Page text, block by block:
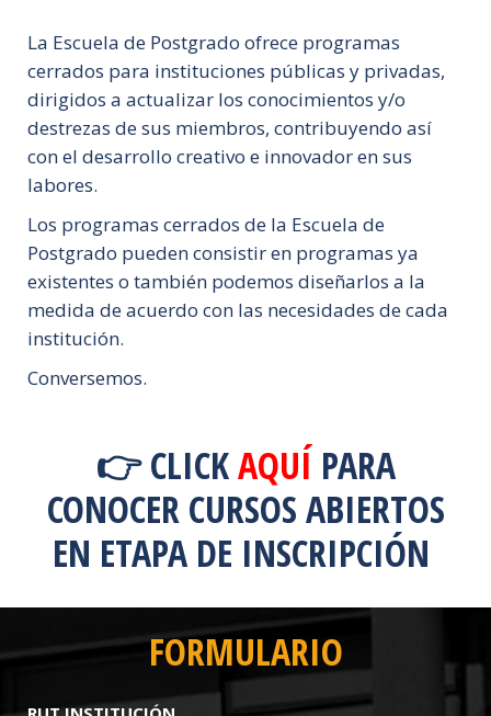
La Escuela de Postgrado ofrece programas
cerrados para instituciones públicas y privadas,
dirigidos a actualizar los conocimientos y/o
destrezas de sus miembros, contribuyendo así
con el desarrollo creativo e innovador en sus
labores.
Los programas cerrados de la Escuela de
Postgrado pueden consistir en programas ya
existentes o también podemos diseñarlos a la
medida de acuerdo con las necesidades de cada
institución.
Conversemos.
👉 CLICKAQUÍ PARA
CONOCER CURSOS ABIERTOS
EN ETAPA DE INSCRIPCIÓN
FORMULARIO